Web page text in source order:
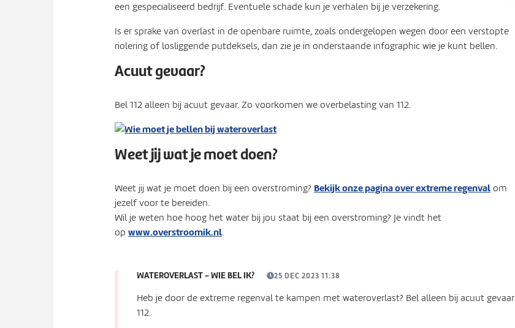
een gespecialiseerd bedrijf. Eventuele schade kun je verhalen bij je verzekering.
Is er sprake van overlast in de openbare ruimte, zoals ondergelopen wegen door een verstopte
riolering of losliggende putdeksels, dan zie je in onderstaande infographic wie je kunt bellen.
Acuut gevaar?
Bel 112 alleen bij acuut gevaar. Zo voorkomen we overbelasting van 112.
Weet jij wat je moet doen?
Weet jij wat je moet doen bij een overstroming? Bekijk onze pagina over extreme regenval om
jezelf voor te bereiden.
Wil je weten hoe hoog het water bij jou staat bij een overstroming? Je vindt het
op www.overstroomik.nl.
WATEROVERLAST - WIE BEL IK? 25 DEC 2023 11:38
Heb je door de extreme regenval te kampen met wateroverlast? Bel alleen bij acuut gevaar
112.